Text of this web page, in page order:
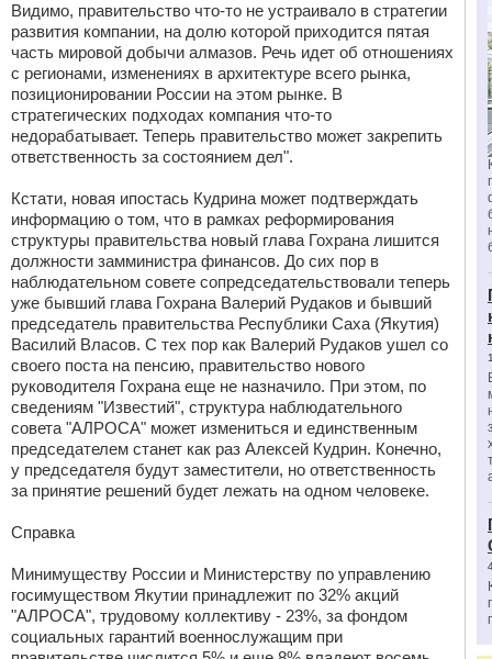
Видимо, правительство что-то не устраивало в стратегии
развития компании, на долю которой приходится пятая
часть мировой добычи алмазов. Речь идет об отношениях
с регионами, изменениях в архитектуре всего рынка,
позиционировании России на этом рынке. В
стратегических подходах компания что-то
недорабатывает. Теперь правительство может закрепить
ответственность за состоянием дел".
Кстати, новая ипостась Кудрина может подтверждать
информацию о том, что в рамках реформирования
структуры правительства новый глава Гохрана лишится
должности замминистра финансов. До сих пор в
наблюдательном совете сопредседательствовали теперь
уже бывший глава Гохрана Валерий Рудаков и бывший
председатель правительства Республики Саха (Якутия)
Василий Власов. С тех пор как Валерий Рудаков ушел со
своего поста на пенсию, правительство нового
руководителя Гохрана еще не назначило. При этом, по
сведениям "Известий", структура наблюдательного
совета "АЛРОСА" может измениться и единственным
председателем станет как раз Алексей Кудрин. Конечно,
у председателя будут заместители, но ответственность
за принятие решений будет лежать на одном человеке.
Справка
Минимуществу России и Министерству по управлению
госимуществом Якутии принадлежит по 32% акций
"АЛРОСА", трудовому коллективу - 23%, за фондом
социальных гарантий военнослужащим при